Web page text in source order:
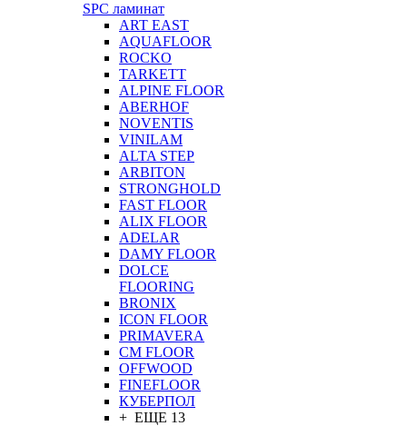
SPC ламинат
ART EAST
AQUAFLOOR
ROCKO
TARKETT
ALPINE FLOOR
ABERHOF
NOVENTIS
VINILAM
ALTA STEP
ARBITON
STRONGHOLD
FAST FLOOR
ALIX FLOOR
ADELAR
DAMY FLOOR
DOLCE
FLOORING
BRONIX
ICON FLOOR
PRIMAVERA
CM FLOOR
OFFWOOD
FINEFLOOR
КУБЕРПОЛ
+ ЕЩЕ 13